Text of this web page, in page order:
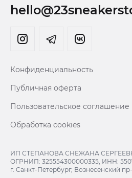
Конфиденциальность
Публичная оферта
Пользовательское соглашение
Обработка cookies
ИП СТЕПАНОВА СНЕЖАНА
ОГРНИП: 325554300000335, ИНН:
г. Санкт-Петербург, Вознесенский пр-